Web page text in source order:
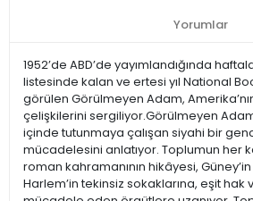
Yorumlar
1952’de ABD’de yayımlandığında
listesinde kalan ve ertesi yıl National
görülen Görülmeyen Adam,
çelişkilerini sergiliyor.Görülmeyen
içinde tutunmaya çalışan siyahi bir
mücadelesini anlatıyor. Toplumun her
roman kahramanının hikâyesi,
Harlem’in tekinsiz sokaklarına, eşit hak